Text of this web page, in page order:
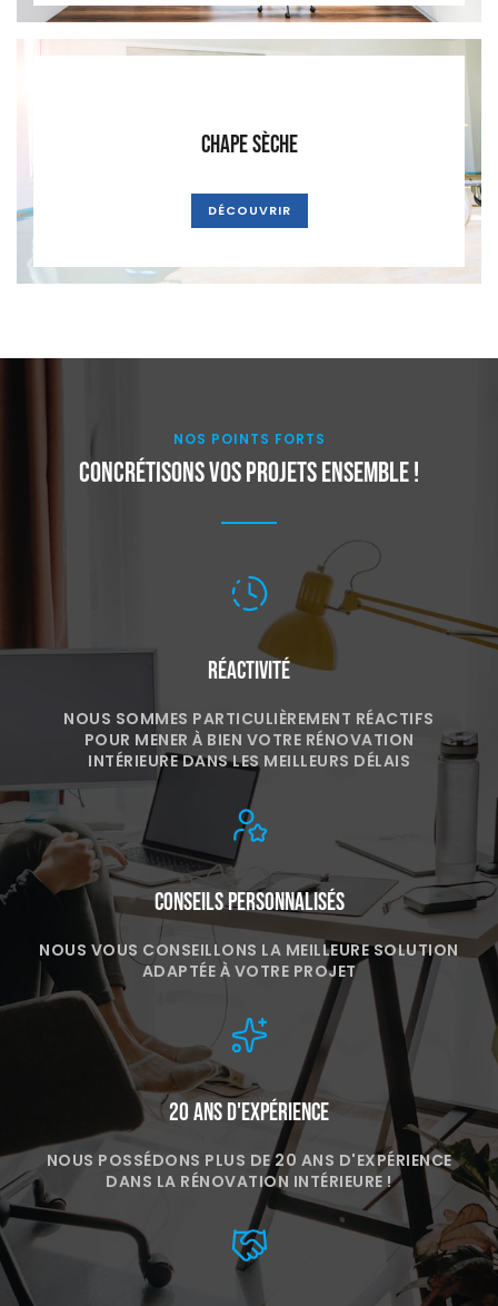
NOS POINTS FORTS
Concrétisons vos projets ensemble !
Réactivité
NOUS SOMMES PARTICULIÈREMENT RÉACTIFS
POUR MENER À BIEN VOTRE RÉNOVATION
INTÉRIEURE DANS LES MEILLEURS DÉLAIS
Conseils personnalisés
NOUS VOUS CONSEILLONS LA MEILLEURE SOLUTION
ADAPTÉE À VOTRE PROJET
20 ans d'expérience
NOUS POSSÉDONS PLUS DE 20 ANS D'EXPÉRIENCE
DANS LA RÉNOVATION INTÉRIEURE !
Chape sèche
DÉCOUVRIR